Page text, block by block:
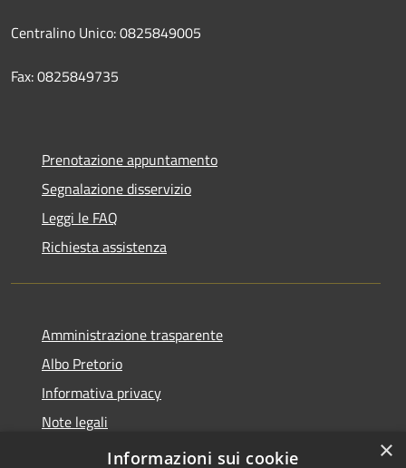
Centralino Unico: 0825849005
Fax: 0825849735
Prenotazione appuntamento
Segnalazione disservizio
Leggi le FAQ
Richiesta assistenza
Amministrazione trasparente
Albo Pretorio
Informativa privacy
Note legali
Dichiarazione di accessibilità
×
Informazioni sui cookie